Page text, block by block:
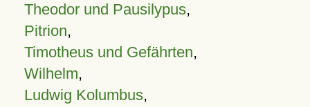
Theodor und Pausilypus,
Pitrion,
Timotheus und Gefährten,
Wilhelm,
Ludwig Kolumbus,